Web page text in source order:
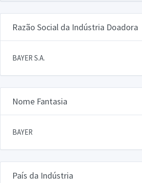
Razão Social da Indústria Doadora
BAYER S.A.
Nome Fantasia
BAYER
País da Indústria